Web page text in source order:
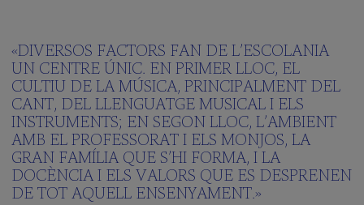
«DIVERSOS FACTORS FAN DE L’ESCOLANIA
UN CENTRE ÚNIC. EN PRIMER LLOC, EL
CULTIU DE LA MÚSICA, PRINCIPALMENT DEL
CANT, DEL LLENGUATGE MUSICAL I ELS
INSTRUMENTS; EN SEGON LLOC, L’AMBIENT
AMB EL PROFESSORAT I ELS MONJOS, LA
GRAN FAMÍLIA QUE S’HI FORMA, I LA
DOCÈNCIA I ELS VALORS QUE ES DESPRENEN
DE TOT AQUELL ENSENYAMENT.»